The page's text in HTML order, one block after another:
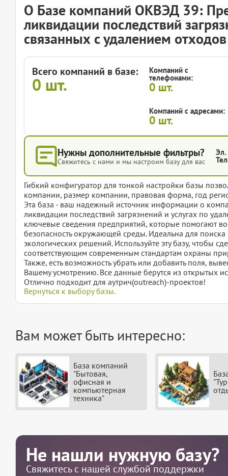
О Базе компаний ОКВЭД 39:
ликвидации последствий
связанных с удалением
Всего компаний в базе:
0 шт.
Компаний с
телефонами:
0 шт.
Компаний с адресами:
0 шт.
Нужны дополнительные фильтры?
Свяжитесь с нами и мы настроим базу для вас
Эл.
Гибкий конфигуратор для тонкой настройки базы
компании, размер компании, правовая форма, год
Эта база - ваш надежный источник информации о
ликвидации последствий загрязнений и услугах по
ключевые сведения предприятий, которые помогают
безопасность окружающей среды. Идеальна для
экологических решений. Используйте эту базу, чтобы
соответствующим современным стандартам охраны
Также, есть возможность убрать или добавить поля,
Вашему усмотрению. Все данные берутся из открытых
Отлично подходит для аутрич(outreach)-проектов!
Вернуться к выбору базы.
Вам может быть интересно:
База компаний
"Бытовая,
офисная и
компьютерная
техника"
Не нашли нужную базу?
Свяжитесь с нашей службой поддержки